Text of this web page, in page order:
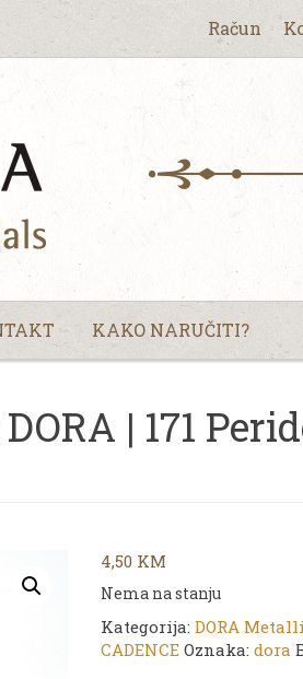
Račun
KAKO NARUČITI?
| 171
4,50 KM
Nema na stanju
Kategorija: DORA
CADENCE Oznaka: dora